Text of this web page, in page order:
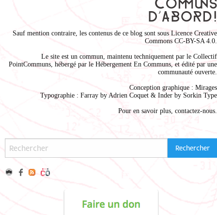
Sauf mention contraire, les contenus de ce blog sont sous Licence Creative
Commons CC-BY-SA 4.0
Le site est un commun, maintenu techniquement par le Collectif
PointCommuns , hébergé par le Hébergement En Communs , et édité par une
communauté ouverte.
Conception graphique : Mirages
Typographie : Farray by Adrien Coquet & Inder by Sorkin Type
Pour en savoir plus, contactez-nous